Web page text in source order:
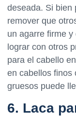
deseada. Si bien
remover que
un agarre firme
lograr con otros
para el cabello
en cabellos finos
gruesos puede
6. Laca